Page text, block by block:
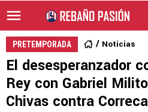
PRETEMPORADA Noticias
El desesperanzador
Rey con Gabriel
Chivas contra